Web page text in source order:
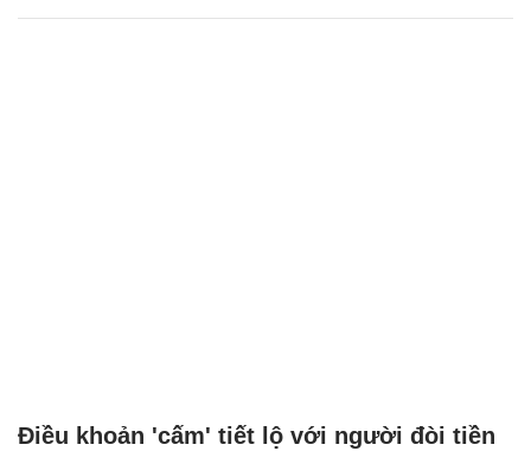
Điều khoản 'cấm' tiết lộ với người đòi tiền